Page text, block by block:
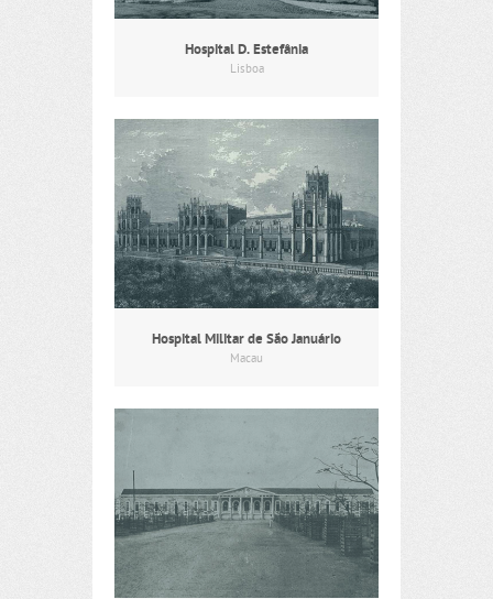
Hospital D. Estefânia
Lisboa
Hospital Militar de São Januário
Macau